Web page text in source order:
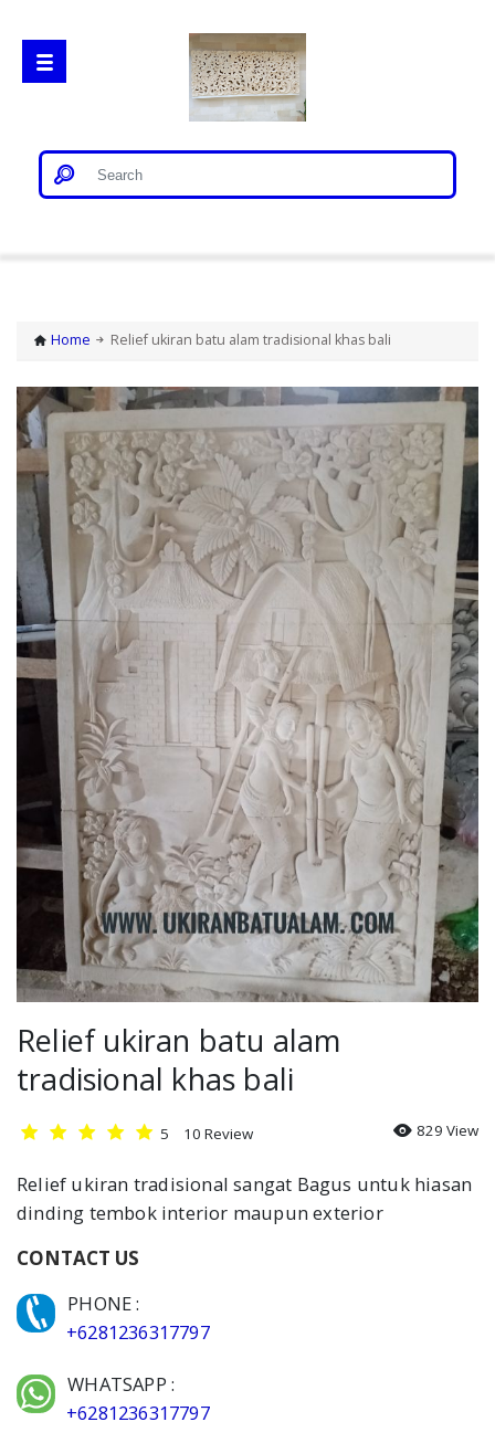
Gorong Gorong
Loster
Patung Bali
Relief
Gallery
Kontak
Blog
Home Relief ukiran batu alam tradisional khas bali
Relief ukiran batu alam
tradisional khas bali
5 10 Review 829 View
Relief ukiran tradisional sangat Bagus untuk hiasan
dinding tembok interior maupun exterior
CONTACT US
PHONE :
+6281236317797
WHATSAPP :
+6281236317797